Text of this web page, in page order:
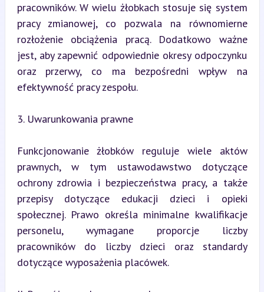
pracowników. W wielu żłobkach stosuje się system
pracy zmianowej, co pozwala na równomierne
rozłożenie obciążenia pracą. Dodatkowo ważne
jest, aby zapewnić odpowiednie okresy odpoczynku
oraz przerwy, co ma bezpośredni wpływ na
efektywność pracy zespołu.
3. Uwarunkowania prawne
Funkcjonowanie żłobków reguluje wiele aktów
prawnych, w tym ustawodawstwo dotyczące
ochrony zdrowia i bezpieczeństwa pracy, a także
przepisy dotyczące edukacji dzieci i opieki
społecznej. Prawo określa minimalne kwalifikacje
personelu, wymagane proporcje liczby
pracowników do liczby dzieci oraz standardy
dotyczące wyposażenia placówek.